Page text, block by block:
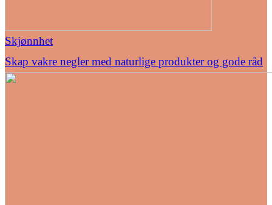
Skjønnhet
Skap vakre negler med naturlige produkter og gode råd